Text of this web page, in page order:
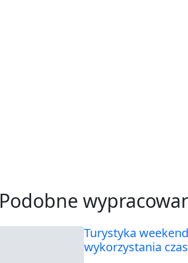
Podobne
Turystyka
wykorzystania